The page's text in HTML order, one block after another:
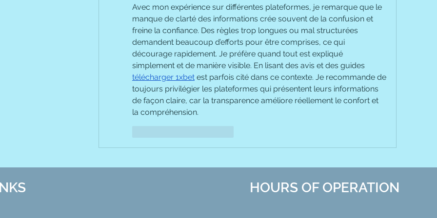
Avec mon expérience sur différentes plateformes, je remarque que le
manque de clarté des informations crée souvent de la confusion et
freine la confiance. Des règles trop longues ou mal structurées
demandent beaucoup d’efforts pour être comprises, ce qui
décourage rapidement. Je préfère quand tout est expliqué
télécharger 1xbet est parfois cité dans ce contexte. Je recommande de
toujours privilégier les plateformes qui présentent leurs informations
de façon claire, car la transparence améliore réellement le confort et
la compréhension.
HOURS OF OPERATION